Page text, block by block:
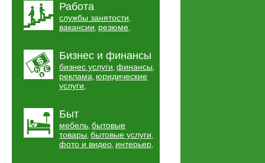
Работа
службы занятости,
вакансии, резюме,
Бизнес и финансы
бизнес услуги, финансы,
реклама, юридические
услуги,
Быт
мебель, бытовые
товары, бытовые услуги,
фото и видео, интерьер,